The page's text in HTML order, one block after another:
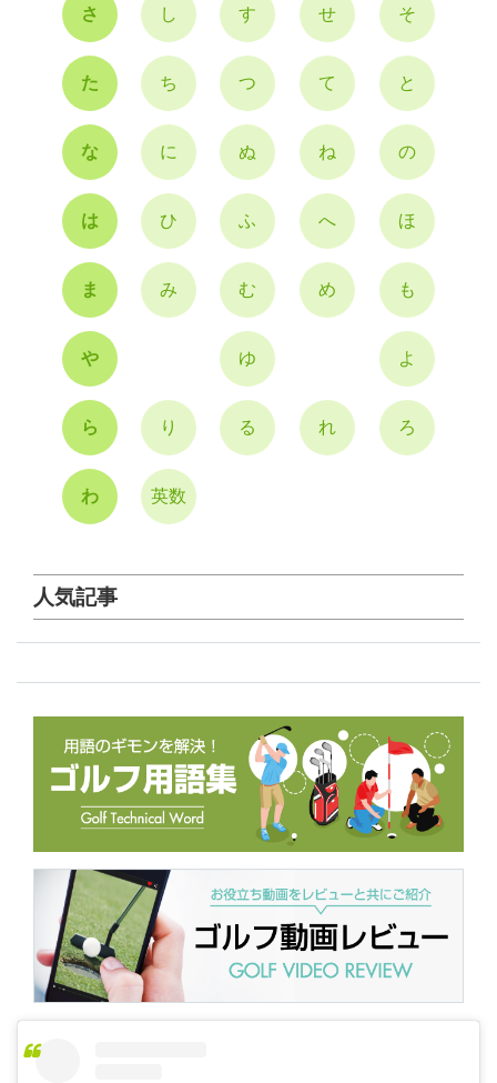
さ し す せ そ
た ち つ て と
な に ぬ ね の
は ひ ふ へ ほ
ま み む め も
や ゆ よ
ら り る れ ろ
わ 英数
人気記事